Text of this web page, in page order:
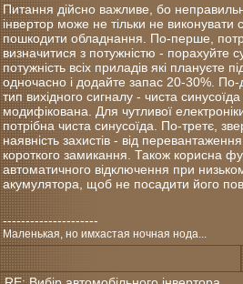
Питання дійсно важливе, бо
інвертор може не тільки не виконувати
пошкодити обладнання. По-перше,
визначитися з потужністю - порахуйте
потужність всіх приладів які плануєте
одночасно і додайте запас 20-30%.
тип вихідного сигналу - чиста
модифікована. Для чутливої
потрібна чиста синусоїда. По-третє,
наявність захистів - від
короткого замикання. Також корисна
автоматичного відключення при
акумулятора, щоб не посадити його
---------------------
Маленькая, но имхастая ночная нода...